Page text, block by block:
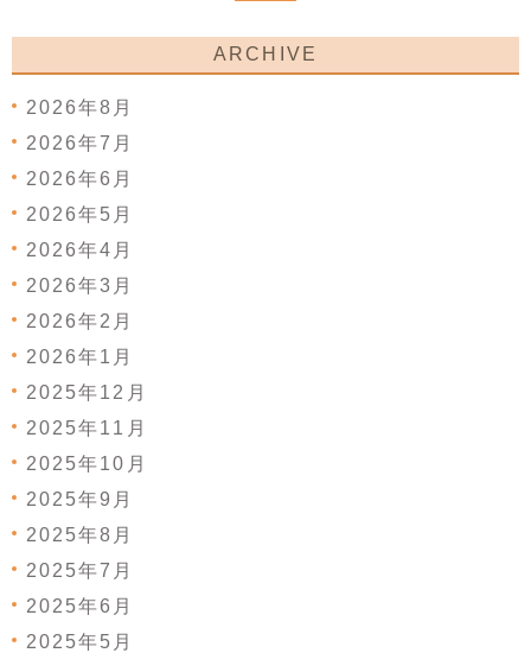
ARCHIVE
2026年8月
2026年7月
2026年6月
2026年5月
2026年4月
2026年3月
2026年2月
2026年1月
2025年12月
2025年11月
2025年10月
2025年9月
2025年8月
2025年7月
2025年6月
2025年5月